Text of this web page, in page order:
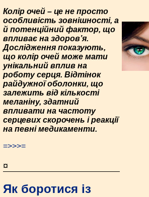
Колір очей – це не просто
особливість зовнішності, а
й потенційний фактор, що
впливає на здоров’я.
Дослідження показують,
що колір очей може мати
унікальний вплив на
роботу серця. Відтінок
райдужної оболонки, що
залежить від кількості
меланіну, здатний
впливати на частоту
серцевих скорочень і реакції
на певні медикаменти.
=>>>=
¤
Як боротися із